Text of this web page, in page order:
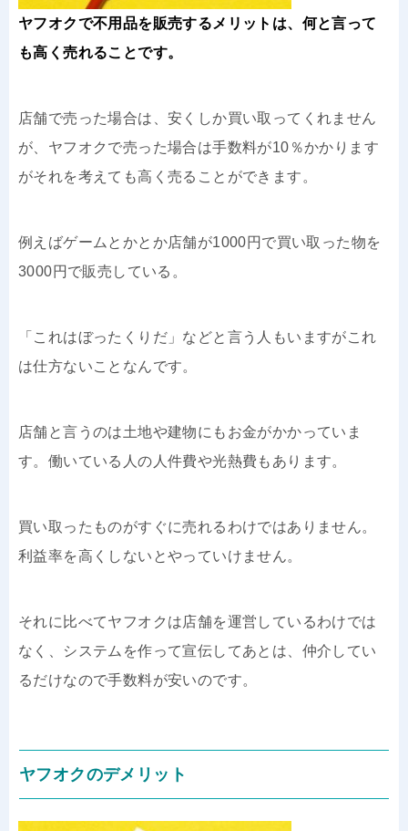
ヤフオクで不用品を販売するメリットは、何と言って
も高く売れることです。
店舗で売った場合は、安くしか買い取ってくれません
が、ヤフオクで売った場合は手数料が10％かかります
がそれを考えても高く売ることができます。
例えばゲームとかとか店舗が1000円で買い取った物を
3000円で販売している。
「これはぼったくりだ」などと言う人もいますがこれ
は仕方ないことなんです。
店舗と言うのは土地や建物にもお金がかかっていま
す。働いている人の人件費や光熱費もあります。
買い取ったものがすぐに売れるわけではありません。
利益率を高くしないとやっていけません。
それに比べてヤフオクは店舗を運営しているわけでは
なく、システムを作って宣伝してあとは、仲介してい
るだけなので手数料が安いのです。
ヤフオクのデメリット